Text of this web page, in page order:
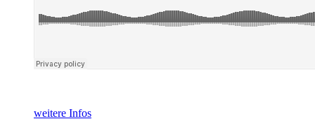
weitere Infos